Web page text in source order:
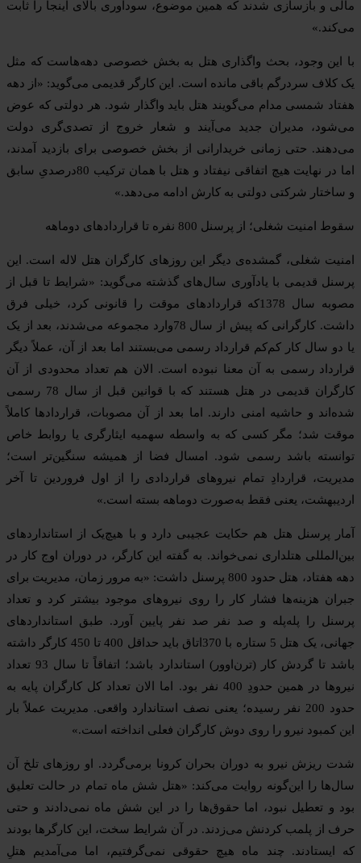
مالی و بازسازی شدند که همین موضوع، سودآوری بالای اینجا را ثابت
می‌کند.»
با این وجود، بحث واگذاری هتل به بخش خصوصی دهه‌هاست که مثل
یک کلاف سردرگم باقی مانده است. این کارگر قدیمی می‌گوید: «از دهه
هفتاد شمسی مدام می‌گویند هتل باید واگذار شود. هر دولتی که عوض
می‌شود، مدیران جدید می‌آیند و شعار خروج از تصدی‌گری دولت
می‌دهند. حتی زمانی خریدارانی از بخش خصوصی برای بازدید آمدند،
اما در نهایت هیچ اتفاقی نیفتاد و هتل با همان ترکیب 80درصدیِ سابق
و ساختار شرکتی دولتی به کارش ادامه می‌دهد.»
سقوط امنیت شغلی؛ از پرسنل 800 نفره تا قراردادهای دوماهه
امنیت شغلی، گمشده‌ی دیگر این روزهای کارگران هتل لاله است. این
پرسنل قدیمی با یادآوری سال‌های گذشته می‌گوید: «شرایط تا قبل از
مصوبه سال 1378که قراردادهای موقت را قانونی کرد، خیلی فرق
داشت. کارگرانی که پیش از سال 78وارد مجموعه می‌شدند، بعد از یک
یا دو سال کار کم‌کم قرارداد رسمی می‌بستند اما بعد از آن، عملاً دیگر
قرارداد رسمی به آن معنا نبوده است. الان هم تعداد محدودی از آن
کارگران قدیمی در هتل هستند که با قوانین قبل از سال 78 رسمی
شده‌اند و حاشیه امنی دارند. اما بعد از آن مصوبات، قراردادها کاملاً
موقت شد؛ مگر کسی که به واسطه سهمیه ایثارگری یا روابط خاص
توانسته باشد رسمی شود. امسال فضا از همیشه سنگین‌تر است؛
مدیریت، قراردادِ تمام نیروهای قراردادی را از اول فروردین تا آخر
اردیبهشت، یعنی فقط به‌صورت دوماهه بسته است.»
آمار پرسنل هتل هم حکایت عجیبی دارد و با هیچ‌یک از استانداردهای
بین‌المللی هتلداری نمی‌خواند. به گفته این کارگر، در دوران اوج کار در
دهه هفتاد، هتل حدود 800 پرسنل داشت: «به مرور زمان، مدیریت برای
جبران هزینه‌ها فشار کار را روی نیروهای موجود بیشتر کرد و تعداد
پرسنل را پله‌پله و صد نفر صد نفر پایین آورد. طبق استانداردهای
جهانی، یک هتل 5 ستاره با 370اتاق باید حداقل 400 تا 450 کارگر داشته
باشد تا گردش کار (ترن‌اوور) استاندارد باشد؛ اتفاقاً تا سال 93 تعداد
نیروها در همین حدودِ 400 نفر بود. اما الان تعداد کل کارگران پایه به
حدود 200 نفر رسیده؛ یعنی نصف استاندارد واقعی. مدیریت عملاً بار
این کمبود نیرو را روی دوش کارگران فعلی انداخته است.»
شدت ریزش نیرو به دوران بحران کرونا برمی‌گردد. او روزهای تلخ آن
سال‌ها را این‌گونه روایت می‌کند: «هتل شش ماه تمام در حالت تعلیق
بود و تعطیل نبود، اما حقوق‌ها را در این شش ماه نمی‌دادند و حتی
حرف از پلمب کردنش می‌زدند. در آن شرایط سخت، این کارگرها بودند
که ایستادند. چند ماه هیچ حقوقی نمی‌گرفتیم، اما می‌آمدیم هتلِ